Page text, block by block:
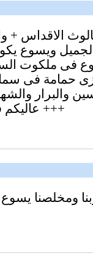
ويسوع
فى ملكوت
حمامة فى
والبرار
عاليكم فى بستان الحياة +++ الرب معاكم +++
ومخلصنا